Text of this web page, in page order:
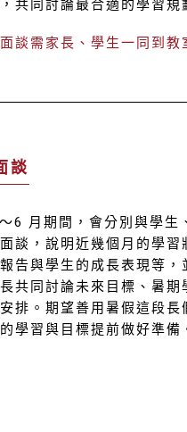
共同討論最合適的學習規
談需家長、學生一同到教
談
6 月期間，會分別與學生
談，說明近幾個月的學習
告與學生的成長表現等，
共同討論未來目標、暑期
排。期望善用暑假這段長
學習與目標提前做好準備